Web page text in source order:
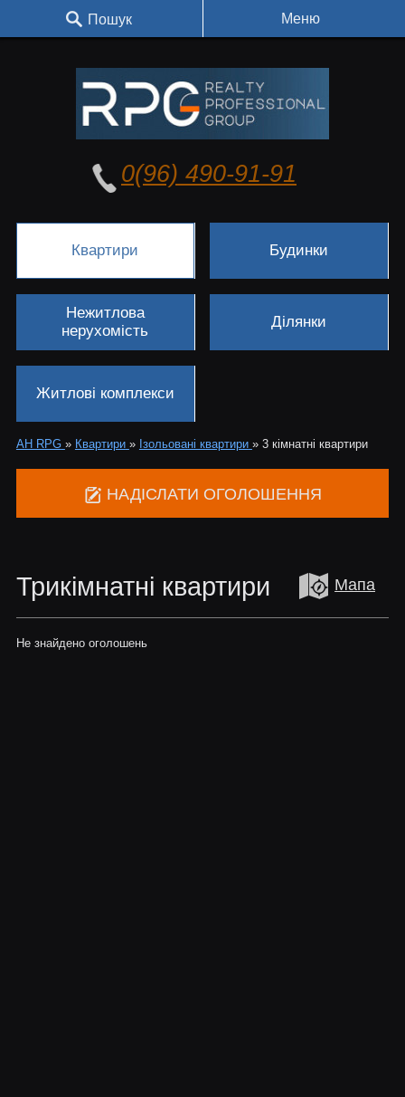
Пошук Меню
0(96) 490-91-91
Квартири Будинки
Нежитлова
нерухомість
Ділянки
Житлові комплекси
АН RPG » Квартири » Ізольовані квартири » 3 кімнатні квартири
НАДІСЛАТИ ОГОЛОШЕННЯ
Трикімнатні квартири Мапа
Не знайдено оголошень